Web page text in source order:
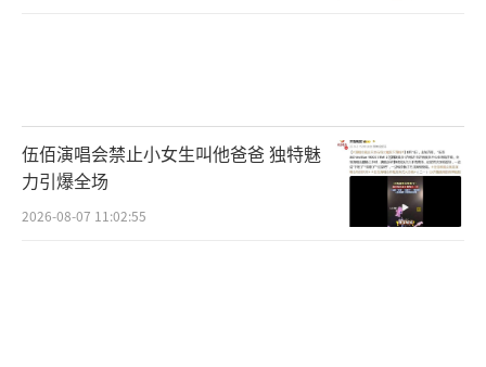
伍佰演唱会禁止小女生叫他爸爸 独特魅
力引爆全场
2026-08-07 11:02:55